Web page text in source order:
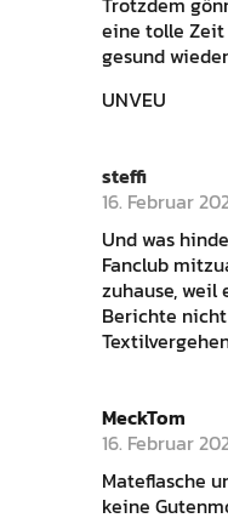
eine tolle
gesund
UNVEU
steffi
16. Februar
Und was
Fanclub
zuhause, weil
Berichte
MeckTom
16. Februar
Mateflasche
keine